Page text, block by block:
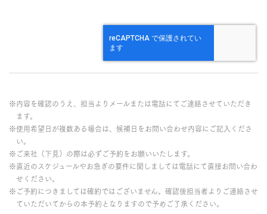
※内容を確認のうえ、担当よりメールまたは電話にてご連絡させていただき
ます。
※使用希望日が複数ある場合は、候補日をお問い合わせ内容にご記入くださ
い。
※ご来社（下見）の際は必ずご予約をお願いいたします。
※直近のスケジュールやお急ぎの要件に関しましては電話にて直接お問い合わ
せください。
※ご予約につきましては確約ではございません。確認後担当者よりご連絡させ
ていただいてからの本予約となりますので予めご了承ください。